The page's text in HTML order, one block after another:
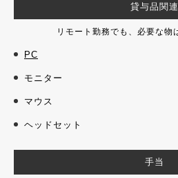
貸与品関連
リモート勤務でも、必要な物
PC
モニター
マウス
ヘッドセット
手当